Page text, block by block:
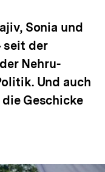
Sonia und
seit der
Nehru-
Und auch
Geschicke